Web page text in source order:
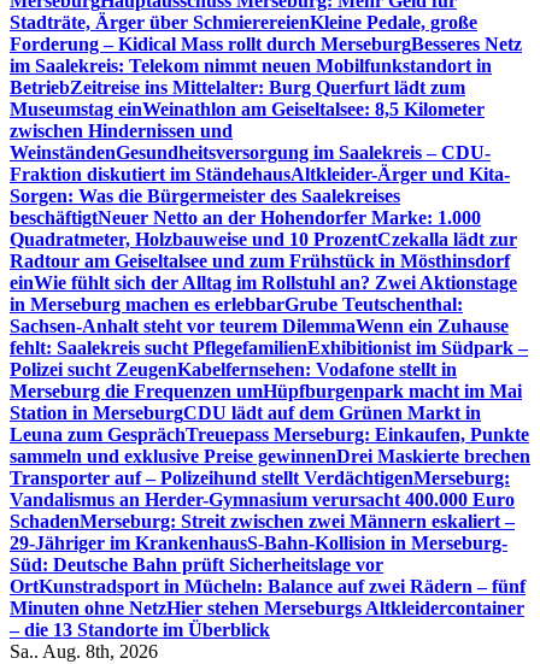
Stadträte, Ärger über SchmierereienKleine Pedale, große
Forderung – Kidical Mass rollt durch MerseburgBesseres Netz
im Saalekreis: Telekom nimmt neuen Mobilfunkstandort in
BetriebZeitreise ins Mittelalter: Burg Querfurt lädt zum
Museumstag einWeinathlon am Geiseltalsee: 8,5 Kilometer
zwischen Hindernissen und
WeinständenGesundheitsversorgung im Saalekreis – CDU-
Fraktion diskutiert im StändehausAltkleider-Ärger und Kita-
Sorgen: Was die Bürgermeister des Saalekreises
beschäftigtNeuer Netto an der Hohendorfer Marke: 1.000
Quadratmeter, Holzbauweise und 10 ProzentCzekalla lädt zur
Radtour am Geiseltalsee und zum Frühstück in Mösthinsdorf
einWie fühlt sich der Alltag im Rollstuhl an? Zwei Aktionstage
in Merseburg machen es erlebbarGrube Teutschenthal:
Sachsen-Anhalt steht vor teurem DilemmaWenn ein Zuhause
fehlt: Saalekreis sucht PflegefamilienExhibitionist im Südpark –
Polizei sucht ZeugenKabelfernsehen: Vodafone stellt in
Merseburg die Frequenzen umHüpfburgenpark macht im Mai
Station in MerseburgCDU lädt auf dem Grünen Markt in
Leuna zum GesprächTreuepass Merseburg: Einkaufen, Punkte
sammeln und exklusive Preise gewinnenDrei Maskierte brechen
Transporter auf – Polizeihund stellt VerdächtigenMerseburg:
Vandalismus an Herder-Gymnasium verursacht 400.000 Euro
SchadenMerseburg: Streit zwischen zwei Männern eskaliert –
29-Jähriger im KrankenhausS-Bahn-Kollision in Merseburg-
Süd: Deutsche Bahn prüft Sicherheitslage vor
OrtKunstradsport in Mücheln: Balance auf zwei Rädern – fünf
Minuten ohne NetzHier stehen Merseburgs Altkleidercontainer
– die 13 Standorte im Überblick
Sa.. Aug. 8th, 2026